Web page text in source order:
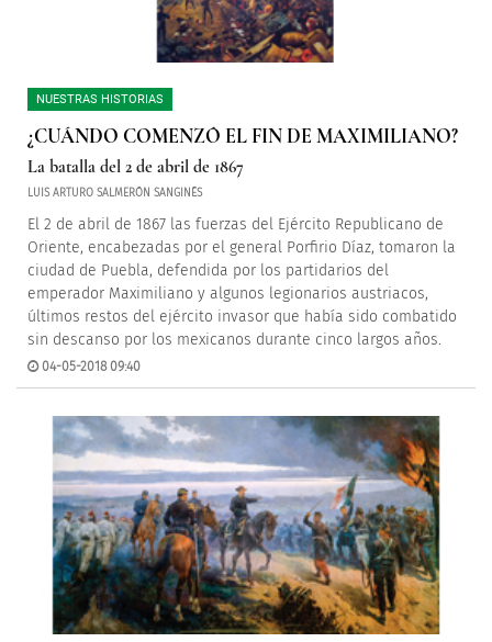
NUESTRAS HISTORIAS
¿CUÁNDO COMENZÓ EL FIN DE MAXIMILIANO?
La batalla del 2 de abril de 1867
LUIS ARTURO SALMERÓN SANGINÉS
El 2 de abril de 1867 las fuerzas del Ejército Republicano de
Oriente, encabezadas por el general Porfirio Díaz, tomaron la
ciudad de Puebla, defendida por los partidarios del
emperador Maximiliano y algunos legionarios austriacos,
últimos restos del ejército invasor que había sido combatido
sin descanso por los mexicanos durante cinco largos años.
04-05-2018 09:40